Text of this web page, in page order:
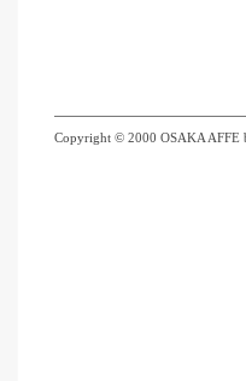
Copyright © 2000 OSAKA AFFE